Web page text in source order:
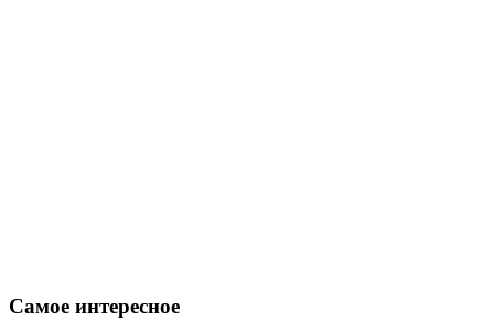
Самое интересное